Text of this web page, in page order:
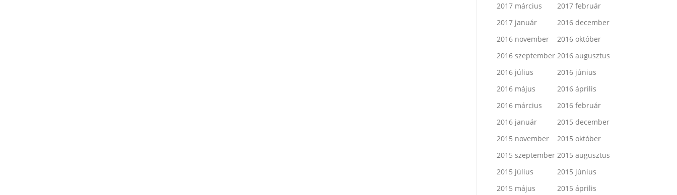
2017 március
2017 február
2017 január
2016 december
2016 november
2016 október
2016 szeptember 2016 augusztus
2016 július
2016 június
2016 május
2016 április
2016 március
2016 február
2016 január
2015 december
2015 november
2015 október
2015 szeptember 2015 augusztus
2015 július
2015 június
2015 május
2015 április